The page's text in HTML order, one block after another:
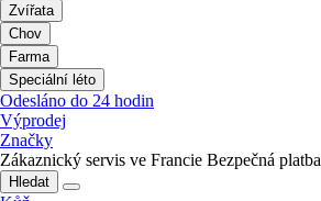
Zvířata
Chov
Farma
Speciální léto
Odesláno do 24 hodin
Výprodej
Značky
Zákaznický servis ve Francie Bezpečná platba
Hledat